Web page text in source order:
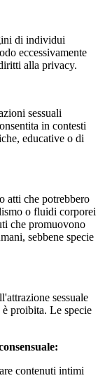
di individui
eccessivamente
alla privacy.
sessuali
in contesti
educative o di
atti che potrebbero
o fluidi corporei
che promuovono
sebbene specie
sessuale
proibita. Le specie
contenuti intimi